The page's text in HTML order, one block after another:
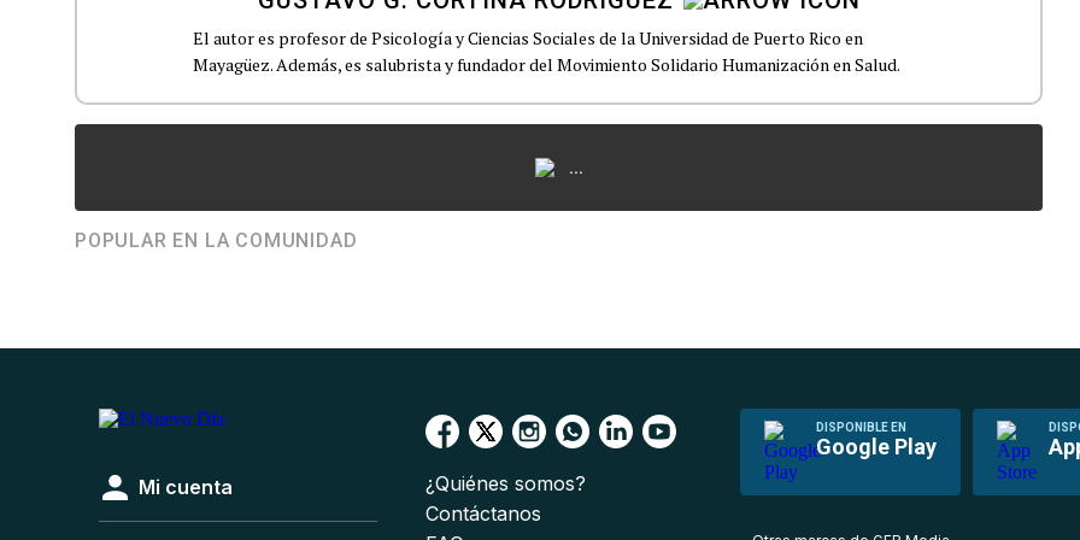
El autor es profesor de Psicología y Ciencias Sociales de la Universidad de Puerto Rico en
Mayagüez. Además, es salubrista y fundador del Movimiento Solidario Humanización en Salud.
...
POPULAR EN LA COMUNIDAD
DISPONIBLE EN
Google Play
Mi cuenta
¿Quiénes somos?
Contáctanos